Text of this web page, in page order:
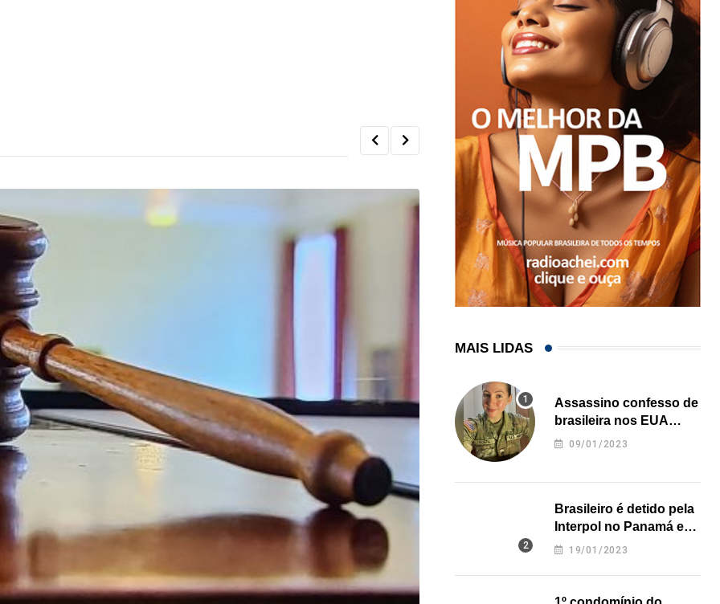
MAIS LIDAS
Assassino confesso de
brasileira nos EUA
revela onde deixou o
09/01/2023
Brasileiro é detido pela
Interpol no Panamá e
pode pegar prisão
19/01/2023